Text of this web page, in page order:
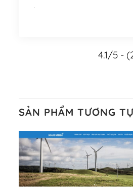
Tối ưu hóa công cụ tìm kiếm
Khi bạn sử dụng WordPress,
– Sở hữu một cộng đồng lớn,
WordPress là nơi lưu trữ cho
cuồng tín WordPress.
4.1/5 -
SẢN PHẨM TƯƠNG